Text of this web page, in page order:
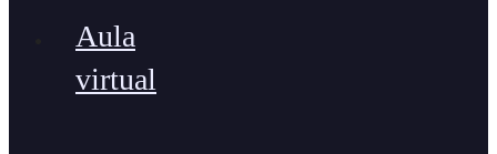
Aula
virtual